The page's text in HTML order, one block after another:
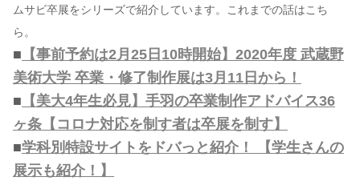
ムサビ卒展をシリーズで紹介しています。これまでの話はこち
ら。
■ 【事前予約は2月25日10時開始】2020年度 武蔵野
美術大学 卒業・修了制作展は3月11日から！
■ 【美大4年生必見】手羽の卒業制作アドバイス36
ヶ条【コロナ対応を制す者は卒展を制す】
■学科別特設サイトをドバっと紹介！ 【学生さんの
展示も紹介！】
コンテンツ
このサイトについて
運営会社
お問い合わせ